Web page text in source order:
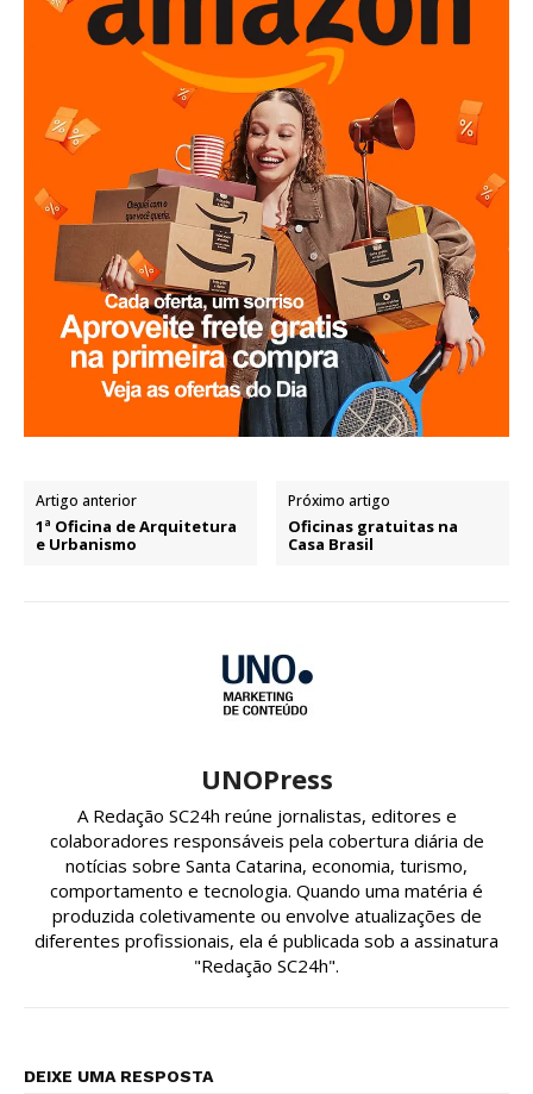
Artigo anterior
1ª Oficina de Arquitetura
e Urbanismo
Próximo artigo
Oficinas gratuitas na
Casa Brasil
UNOPress
A Redação SC24h reúne jornalistas, editores e
colaboradores responsáveis pela cobertura diária de
notícias sobre Santa Catarina, economia, turismo,
comportamento e tecnologia. Quando uma matéria é
produzida coletivamente ou envolve atualizações de
diferentes profissionais, ela é publicada sob a assinatura
"Redação SC24h".
DEIXE UMA RESPOSTA